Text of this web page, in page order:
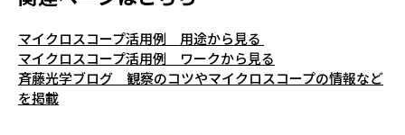
マイクロスコープ活用例 用途から見る
マイクロスコープ活用例 ワークから見る
斉藤光学ブログ 観察のコツやマイクロスコープの情報など
を掲載